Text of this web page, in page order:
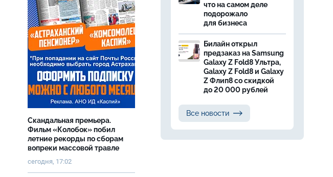
Скандальная премьера.
Фильм «Колобок» побил
летние рекорды по сборам
вопреки массовой травле
сегодня, 17:02
что на самом деле
подорожало
для бизнеса
Билайн открыл
предзаказ на Samsung
Galaxy Z Fold8 Ультра,
Galaxy Z Fold8 и Galaxy
Z Флип8 со скидкой
до 20 000 рублей
Все новости